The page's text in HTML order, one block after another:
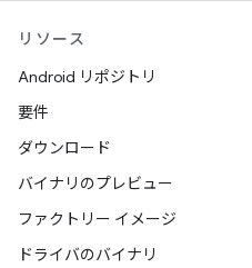
リソース
Android リポジトリ
要件
ダウンロード
バイナリのプレビュー
ファクトリー イメージ
ドライバのバイナリ